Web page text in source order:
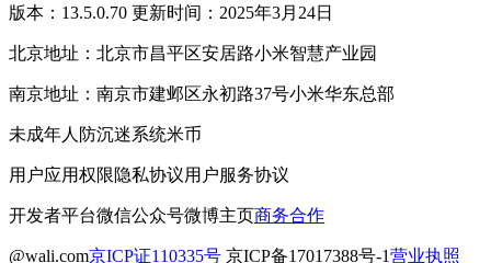
版本：13.5.0.70 更新时间：2025年3月24日
北京地址：北京市昌平区安居路小米智慧产业园
南京地址：南京市建邺区永初路37号小米华东总部
未成年人防沉迷系统米币
用户应用权限隐私协议用户服务协议
开发者平台微信公众号微博主页商务合作
@wali.com京ICP证110335号 京ICP备17017388号-1营业执照